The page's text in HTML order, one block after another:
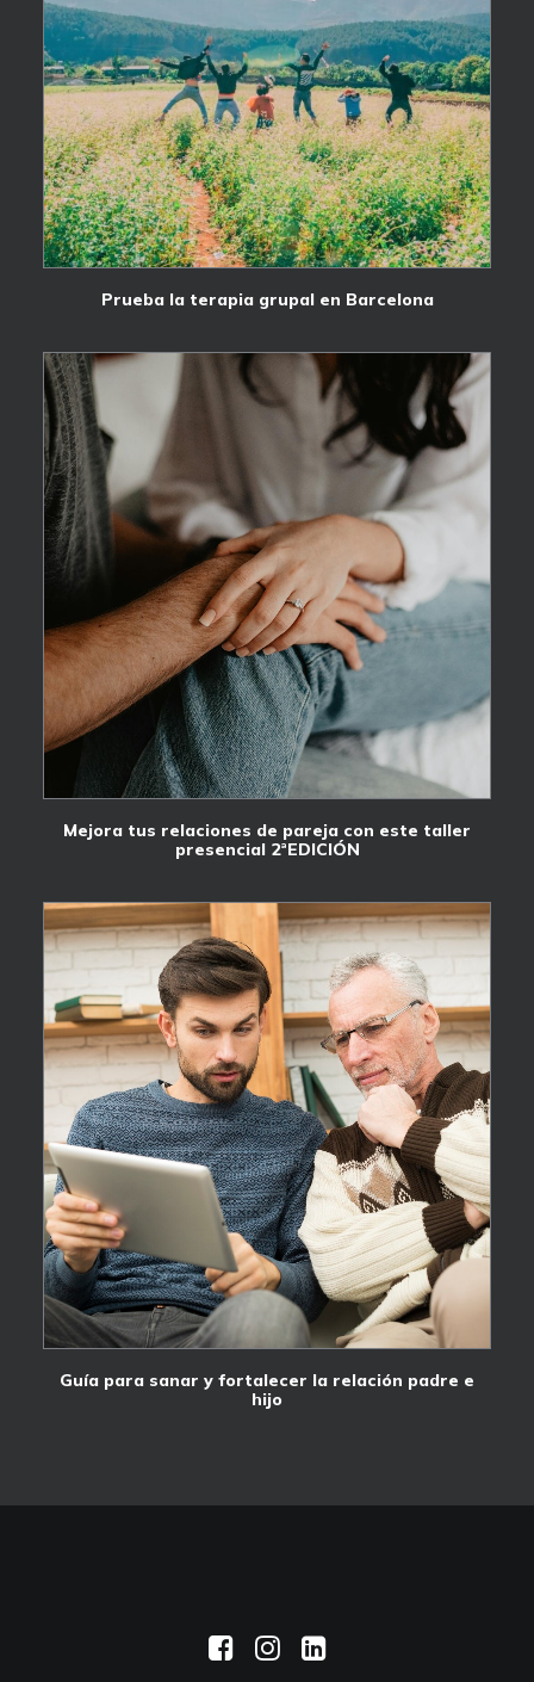
Prueba la terapia grupal en Barcelona
Mejora tus relaciones de pareja con este taller
presencial 2ªEDICIÓN
Guía para sanar y fortalecer la relación padre e
hijo